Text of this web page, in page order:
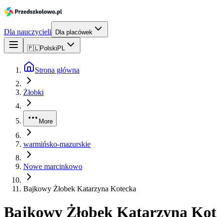
Dla nauczycieli Dla placówek
🇵🇱Polski PL
Strona główna
Żłobki
More
warmińsko-mazurskie
Nowe marcinkowo
Bajkowy Żłobek Katarzyna Kotecka
Bajkowy Żłobek Katarzyna